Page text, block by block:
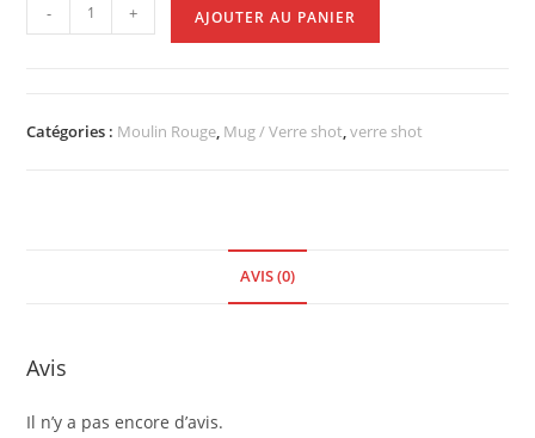
- + AJOUTER AU PANIER
Catégories : Moulin Rouge, Mug / Verre shot,verre shot
AVIS (0)
Avis
Il n’y a pas encore d’avis.